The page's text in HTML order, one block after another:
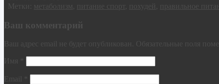
Метки:
метаболизм питание спорт похудей правильное
Ваш комментарий
Ваш адрес email не будет опубликован. Обязательные поля
Имя
Email